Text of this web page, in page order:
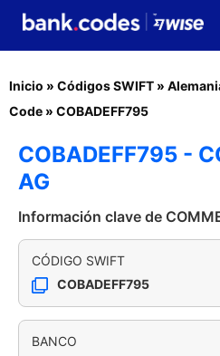
Inicio » Códigos SWIFT »
Code » COBADEFF795
COBADEFF795 -
AG
Información clave de
CÓDIGO SWIFT
COBADEFF795
BANCO